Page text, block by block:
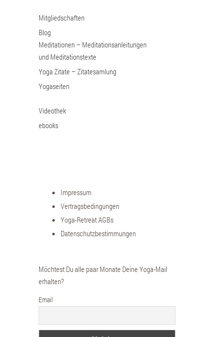
Mitgliedschaften
Blog
Meditationen – Meditationsanleitungen
und Meditationstexte
Yoga Zitate – Zitatesamlung
Yogaseiten
Videothek
ebooks
Impressum
Vertragsbedingungen
Yoga-Retreat AGBs
Datenschutzbestimmungen
Möchtest Du alle paar Monate Deine Yoga-Mail
erhalten?
Email